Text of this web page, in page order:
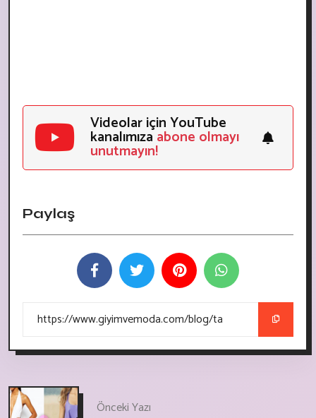
Videolar için YouTube
kanalımızaabone olmayı
unutmayın!
Paylaş
Önceki Yazı